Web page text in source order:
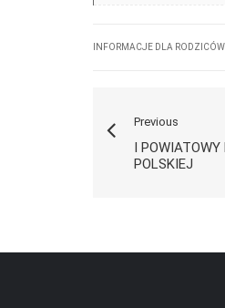
INFORMACJE DLA RODZICÓW
Previous
I POWIATOWY
POLSKIEJ